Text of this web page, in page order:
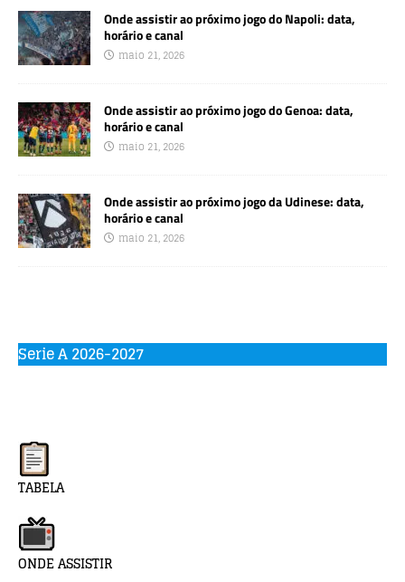
Onde assistir ao próximo jogo do Napoli: data,
horário e canal
maio 21, 2026
Onde assistir ao próximo jogo do Genoa: data,
horário e canal
maio 21, 2026
Onde assistir ao próximo jogo da Udinese: data,
horário e canal
maio 21, 2026
Serie A 2026-2027
TABELA
ONDE ASSISTIR